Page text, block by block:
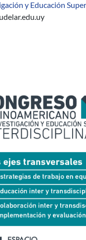
y Educación